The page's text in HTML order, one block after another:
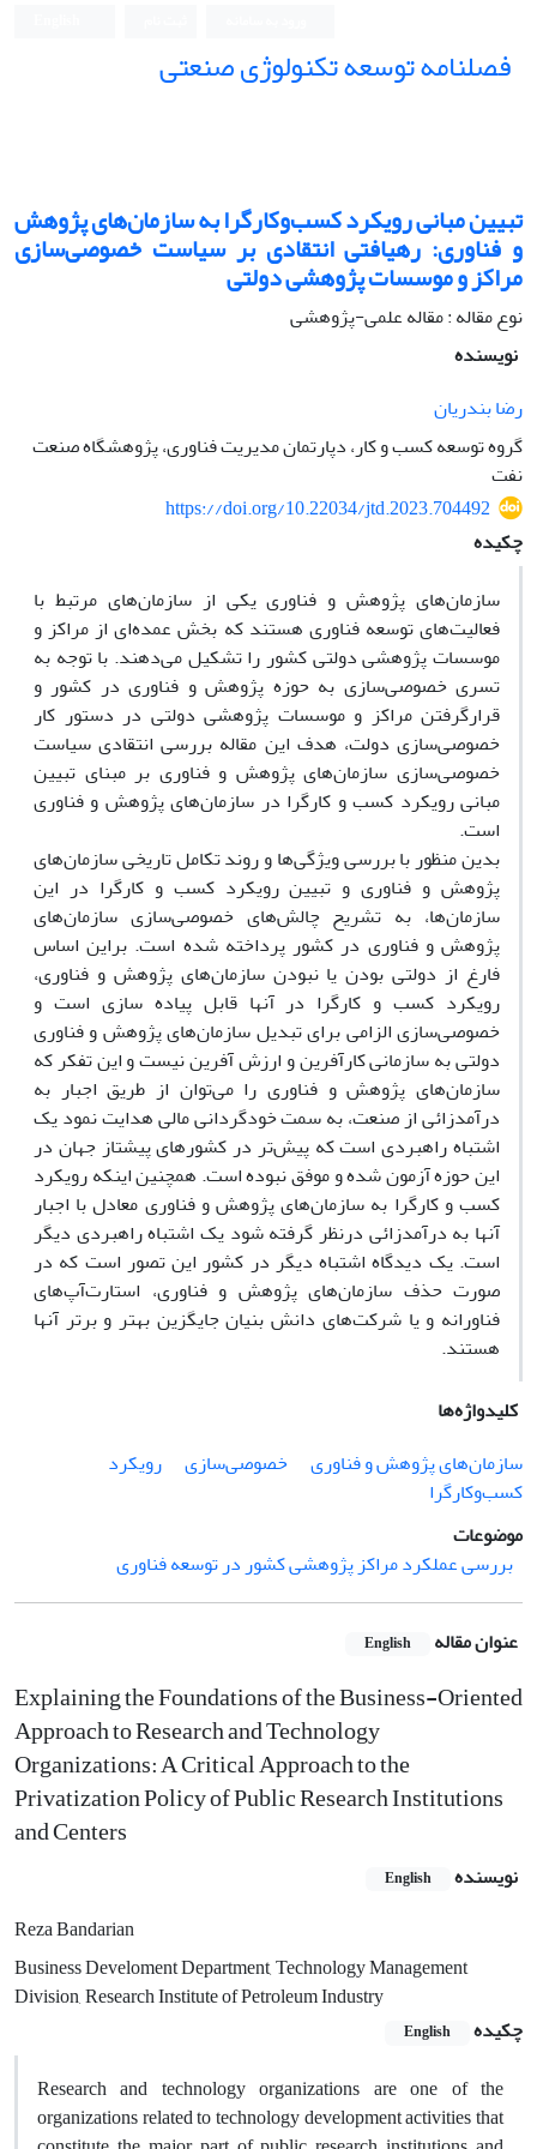
فصلنامه توسعه تکنولوژی صنعتی
تبیین مبانی رویکرد کسب‌و‌کار‌گرا به سازمان‌های پژوهش
و فناوری: رهیافتی انتقادی بر سیاست خصوصی‌سازی
مراکز و موسسات پژوهشی دولتی
نوع مقاله : مقاله علمی-پژوهشی
نویسنده
رضا بندریان
گروه توسعه کسب و کار، دپارتمان مدیریت فناوری، پژوهشگاه صنعت
نفت
https://doi.org/10.22034/jtd.2023.704492
چکیده
سازمان‌های پژوهش و فناوری یکی از سازمان‌های مرتبط با
فعالیت‌های توسعه فناوری هستند که بخش عمده‌ای از مراکز و
موسسات پژوهشی دولتی کشور را تشکیل می‌دهند. با توجه به
تسری خصوصی‌سازی به حوزه پژوهش و فناوری در کشور و
قرارگرفتن مراکز و موسسات پژوهشی دولتی در دستور کار
خصوصی‌سازی دولت، هدف این مقاله بررسی انتقادی سیاست
خصوصی‌سازی سازمان‌های پژوهش و فناوری بر مبنای تبیین
مبانی رویکرد کسب و کارگرا در سازمان‌های پژوهش و فناوری
است.
بدین منظور با بررسی ویژگی‌ها و روند تکامل تاریخی سازمان‌های
پژوهش و فناوری و تبیین رویکرد کسب و کارگرا در این
سازمان‌ها، به تشریح چالش‌های خصوصی‌سازی سازمان‌های
پژوهش و فناوری در کشور پرداخته شده است. براین اساس
فارغ از دولتی بودن یا نبودن سازمان‌های پژوهش و فناوری،
رویکرد کسب و کارگرا در آنها قابل پیاده سازی است و
خصوصی‌سازی الزامی برای تبدیل سازمان‌های پژوهش و فناوری
دولتی به سازمانی کارآفرین و ارزش آفرین نیست و این تفکر که
سازمان‌های پژوهش و فناوری را می‌توان از طریق اجبار به
درآمدزائی از صنعت، به سمت خودگردانی مالی هدایت نمود یک
اشتباه راهبردی است که پیش‌تر در کشورهای پیشتاز جهان در
این حوزه آزمون شده و موفق نبوده است. همچنین اینکه رویکرد
کسب و کارگرا به سازمان‌های پژوهش و فناوری معادل با اجبار
آنها به درآمدزائی درنظر گرفته شود یک اشتباه راهبردی دیگر
است. یک دیدگاه اشتباه دیگر در کشور این تصور است که در
صورت حذف سازمان‌های پژوهش و فناوری، استارت‌آپ‌های
فناورانه و یا شرکت‌های دانش بنیان جایگزین بهتر و برتر آنها
هستند.
کلیدواژه‌ها
سازمان‌های پژوهش و فناوری
خصوصی‌سازی
رویکرد
کسب‌و‌کار‌گرا
موضوعات
بررسی عملکرد مراکز پژوهشی کشور در توسعه فناوری
عنوان مقاله English
Explaining the Foundations of the Business-Oriented
Approach to Research and Technology
Organizations: A Critical Approach to the
Privatization Policy of Public Research Institutions
and Centers
نویسنده English
Reza Bandarian
Business Develoment Department, Technology Management
Division, Research Institute of Petroleum Industry
چکیده
English
Research and technology organizations are one of the
organizations related to technology development activities that